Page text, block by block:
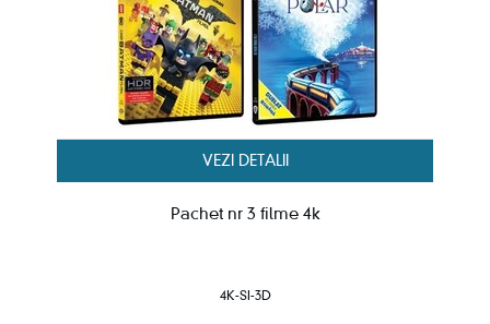
VEZI DETALII
Pachet nr 3 filme 4k
4K-SI-3D